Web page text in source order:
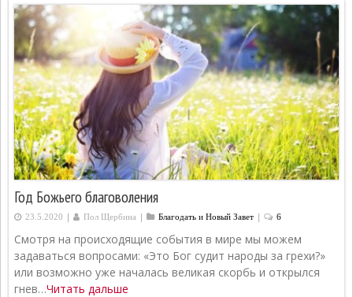
Год Божьего благоволения
23.5.2020 | Пол Щербина | Благодать и Новый Завет | 6
Смотря на происходящие события в мире мы можем
задаваться вопросами: «Это Бог судит народы за грехи?»
или возможно уже началась великая скорбь и открылся
гнев…Читать дальше